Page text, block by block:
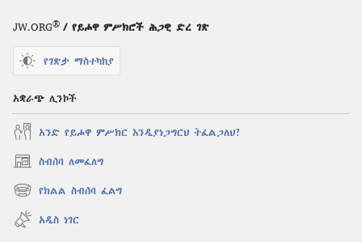
JW.ORG® / የይሖዋ ምሥክሮች ሕጋዊ ድረ ገጽ
የገጽታ ማስተካከያ
አቋራጭ ሊንኮች
አንድ የይሖዋ ምሥክር እንዲያነጋግርህ ትፈልጋለህ?
ስብሰባ ለመፈለግ
(አዲስ
ዊንዶው
ክፈት)
የክልል ስብሰባ ፈልግ
(አዲስ
ዊንዶው
ክፈት)
አዲስ ነገር